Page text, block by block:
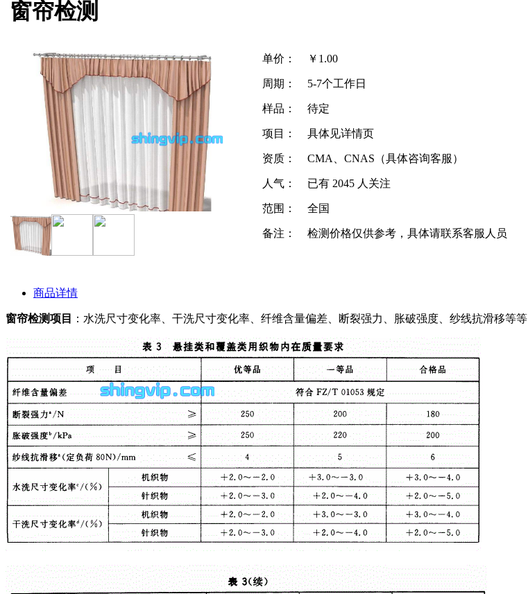
窗帘检测
单价： ￥ 1.00
周期： 5-7个工作日
样品： 待定
项目： 具体见详情页
资质： CMA、CNAS（具体咨询客服）
人气： 已有 2045 人关注
范围： 全国
备注： 检测价格仅供参考，具体请联系客服人员
商品详情
窗帘检测项目 ：水洗尺寸变化率、干洗尺寸变化率、纤维含量偏差、断裂强力、胀破强度、纱线抗滑移等等